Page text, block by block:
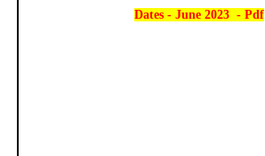
Dates - June 2023 - Pdf